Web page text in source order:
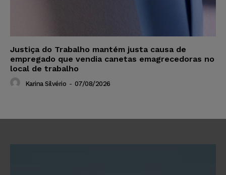
Justiça do Trabalho mantém justa causa de
empregado que vendia canetas emagrecedoras no
local de trabalho
Karina Silvério - 07/08/2026